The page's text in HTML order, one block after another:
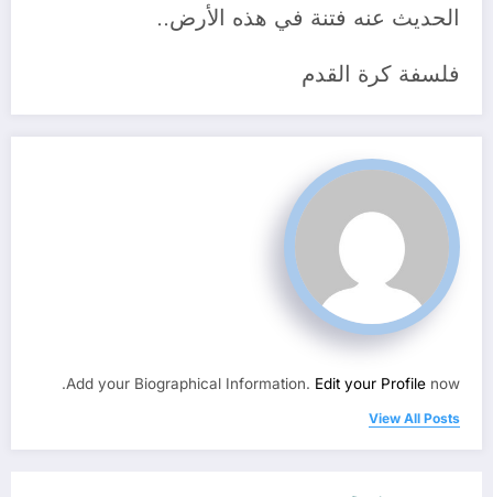
الحديث عنه فتنة في هذه الأرض..
فلسفة كرة القدم
Add your Biographical Information. Edit your Profile now.
View All Posts